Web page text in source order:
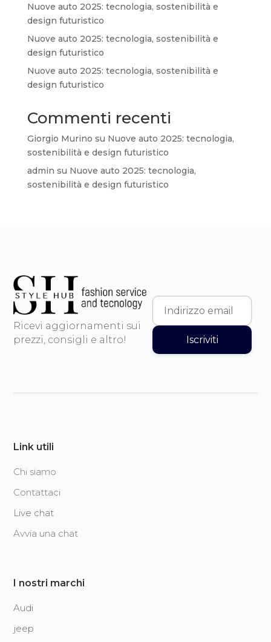
Nuove auto 2025: tecnologia, sostenibilità e
design futuristico
Nuove auto 2025: tecnologia, sostenibilità e
design futuristico
Nuove auto 2025: tecnologia, sostenibilità e
design futuristico
Commenti recenti
Giorgio Murino su Nuove auto 2025: tecnologia,
sostenibilità e design futuristico
admin su Nuove auto 2025: tecnologia,
sostenibilità e design futuristico
Ricevi aggiornamenti sui
prezzi, consigli e altro!
Iscriviti
Link utili
Chi siamo
Contattaci
Live chat
Avvia una chat
I nostri marchi
Audi
jeep